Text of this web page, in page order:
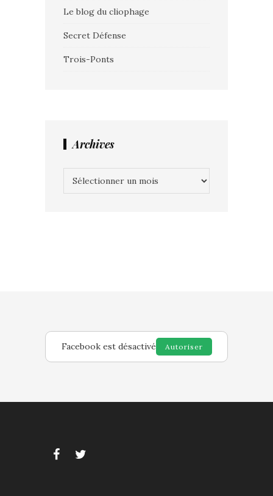
Le blog du cliophage
Secret Défense
Trois-Ponts
Archives
Facebook est désactivé Autoriser